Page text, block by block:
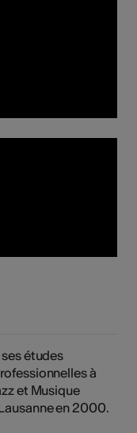
études
à
et Musique
en 2000.